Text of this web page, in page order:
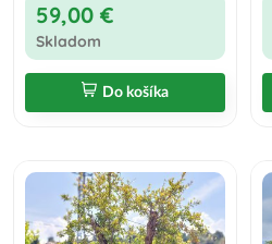
59,00 €
Skladom
Do košíka